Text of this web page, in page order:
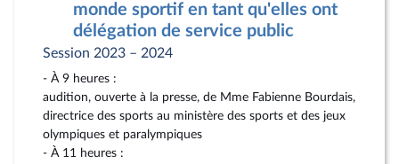
monde sportif en tant qu'elles ont
délégation de service public
Session 2023 – 2024
- À 9 heures :
audition, ouverte à la presse, de Mme Fabienne Bourdais,
directrice des sports au ministère des sports et des jeux
olympiques et paralympiques
- À 11 heures :